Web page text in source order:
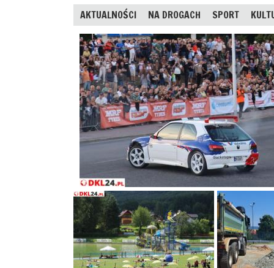
AKTUALNOŚCI NA DROGACH SPORT